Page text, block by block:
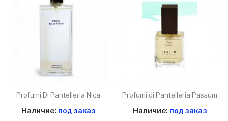
Profumi Di Pantelleria Nica
Наличие: под заказ
Profumi di Pantelleria Passum
Наличие: под заказ